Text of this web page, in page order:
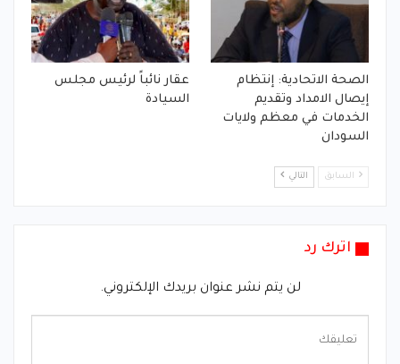
الصحة الاتحادية: إنتظام
إيصال الامداد وتقديم
الخدمات في معظم ولايات
السودان
عقار نائباً لرئيس مجلس
السيادة
السابق التالي
اترك رد
لن يتم نشر عنوان بريدك الإلكتروني.